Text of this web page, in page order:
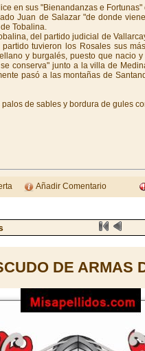
en sus "Bienandanzas e
Juan de Salazar "de donde
Tobalina.
del partido judicial de
tuvieron los Rosales sus
y burgalés, puesto que nacio
conserva" junto a la villa de
pasó a las montañas de
de sables y bordura de gules
Añadir Comentario
DE ARMAS